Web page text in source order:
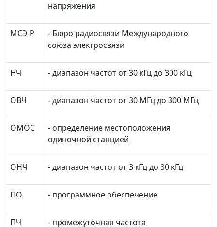
напряжения
МСЭ-Р
- Бюро радиосвязи Международного
союза электросвязи
НЧ - диапазон частот от 30 кГц до 300 кГц
ОВЧ - диапазон частот от 30 МГц до 300 МГц
ОМОС
- определение местоположения
одиночной станцией
ОНЧ - диапазон частот от 3 кГц до 30 кГц
ПО - программное обеспечение
ПЧ - промежуточная частота